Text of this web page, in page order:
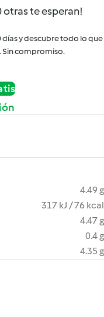
otras te esperan!
y descubre todo lo que
compromiso.
4.49 g
317 kJ / 76 kcal
4.47 g
0.4 g
4.35 g